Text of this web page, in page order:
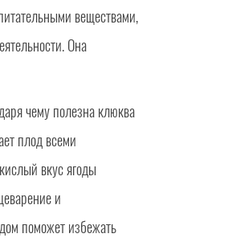
веществами,
Она
чему полезна клюква
плод всеми
вкус ягоды
и
поможет избежать